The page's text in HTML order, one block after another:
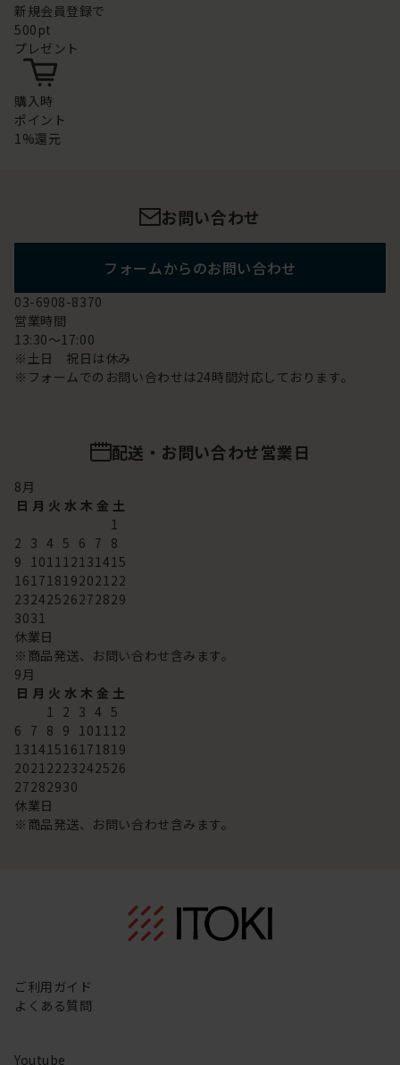
新規会員登録で
500pt
プレゼント
購入時
ポイント
1%還元
お問い合わせ
フォームからのお問い合わせ
03-6908-8370
営業時間
13:30～17:00
※土日 祝日は休み
※フォームでのお問い合わせは24時間対応しております。
配送・お問い合わせ営業日
8 月
日 月 火 水 木 金 土
1
2 3 4 5 6 7 8
9
10 11 12 13 14 15
16 17 18 192021 22
23242526272829
3031
休業日
※商品発送、お問い合わせ含みます。
9 月
日 月 火 水 木 金 土
1
2 3 4 5
6 7 8 9 10 11 12
13 14 15 16 17 18 19
2021 2223242526
27282930
休業日
※商品発送、お問い合わせ含みます。
ご利用ガイド
よくある質問
Youtube